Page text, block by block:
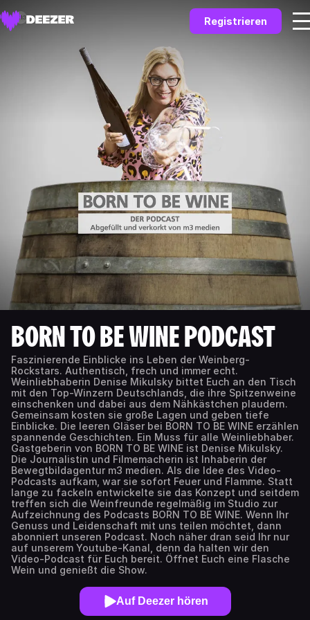
Registrieren
BORN TO BE WINE PODCAST
Faszinierende Einblicke ins Leben der Weinberg-
Rockstars. Authentisch, frech und immer echt.
Weinliebhaberin Denise Mikulsky bittet Euch an den Tisch
mit den Top-Winzern Deutschlands, die ihre Spitzenweine
einschenken und dabei aus dem Nähkästchen plaudern.
Gemeinsam kosten sie große Lagen und geben tiefe
Einblicke. Die leeren Gläser bei BORN TO BE WINE erzählen
spannende Geschichten. Ein Muss für alle Weinliebhaber.
Gastgeberin von BORN TO BE WINE ist Denise Mikulsky.
Die Journalistin und Filmemacherin ist Inhaberin der
Bewegtbildagentur m3 medien. Als die Idee des Video-
Podcasts aufkam, war sie sofort Feuer und Flamme. Statt
lange zu fackeln entwickelte sie das Konzept und seitdem
treffen sich die Weinfreunde regelmäßig im Studio zur
Aufzeichnung des Podcasts BORN TO BE WINE. Wenn Ihr
Genuss und Leidenschaft mit uns teilen möchtet, dann
abonniert unseren Podcast. Noch näher dran seid Ihr nur
auf unserem Youtube-Kanal, denn da halten wir den
Video-Podcast für Euch bereit. Öffnet Euch eine Flasche
Wein und genießt die Show.
Auf Deezer hören